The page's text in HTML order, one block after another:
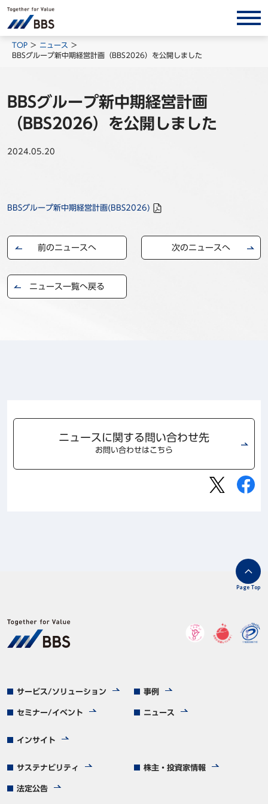
株主・投資家情報 採用情報
サービス/ソリューション
BPO
インサイト
対談/鼎談
BBS Group News
出版書籍
TOP
ニュース
BBSグループ新中期経営計画（BBS2026）を公開しました
BBSグループ新中期経営計画
（BBS2026）を公開しました
2024.05.20
BBSグループ新中期経営計画(BBS2026)
前のニュースへ 次のニュースへ
ニュース一覧へ戻る
ニュースに関する問い合わせ先
お問い合わせはこちら
サービス/ソリューション 事例
セミナー/イベント ニュース
インサイト
サステナビリティ 株主・投資家情報
法定公告
Page Top